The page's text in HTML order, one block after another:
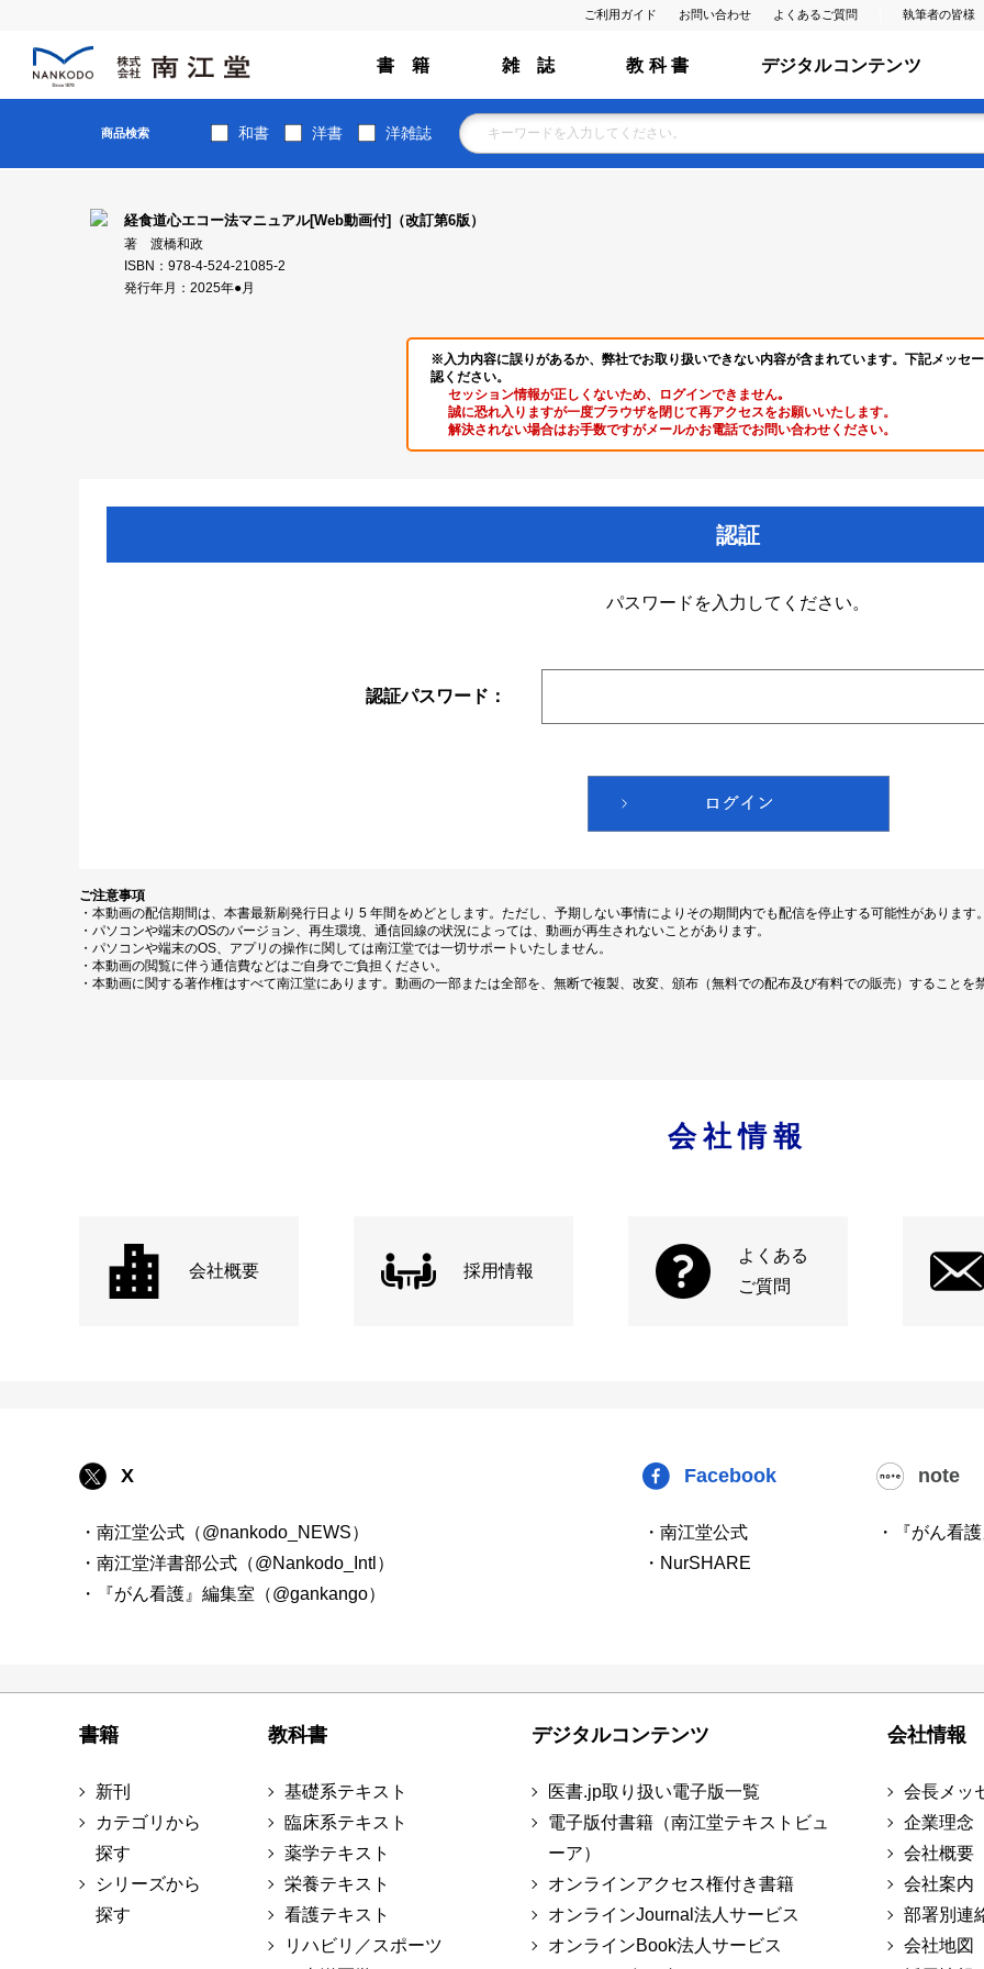
ご利用ガイド お問い合わせ よくあるご質問 執筆者の皆様
書 籍 雑 誌 教 科 書 デジタルコンテンツ
商品検索 和書 洋書 洋雑誌
経食道心エコー法マニュアル[Web動画付]（改訂第6版）
著 渡橋和政
ISBN：978-4-524-21085-2
発行年月：2025年●月
※入力内容に誤りがあるか、弊社でお取り扱いできない内容が含まれています。下記メッセ
認ください。
セッション情報が正しくないため、ログインできません｡
誠に恐れ入りますが一度ブラウザを閉じて再アクセスをお願いいたします。
解決されない場合はお手数ですがメールかお電話でお問い合わせください。
認証
パスワードを入力してください。
認証パスワード：
ご注意事項
・本動画の配信期間は、本書最新刷発行日より 5 年間をめどとします。ただし、予期しない事情によりその期間内でも配信を停止する可能性があります。
・パソコンや端末のOSのバージョン、再生環境、通信回線の状況によっては、動画が再生されないことがあります。
・パソコンや端末のOS、アプリの操作に関しては南江堂では一切サポートいたしません。
・本動画の閲覧に伴う通信費などはご自身でご負担ください。
・本動画に関する著作権はすべて南江堂にあります。動画の一部または全部を、無断で複製、改変、頒布（無料での配布及び有料での販売）することを
会社情報
会社概要 採用情報
よくある
ご質問
X
・南江堂公式（@nankodo_NEWS）
・南江堂洋書部公式（@Nankodo_Intl）
・『がん看護』編集室（@gankango）
Facebook
・南江堂公式
・NurSHARE
note
・『がん看
書籍
新刊
カテゴリから
探す
シリーズから
探す
教科書
基礎系テキスト
臨床系テキスト
薬学テキスト
栄養テキスト
看護テキスト
リハビリ／スポーツ
デジタルコンテンツ
医書.jp取り扱い電子版一覧
電子版付書籍（南江堂テキストビュ
ーア）
オンラインアクセス権付き書籍
オンラインJournal法人サービス
オンラインBook法人サービス
会社情報
会長メッ
企業理念
会社概要
会社案内
部署別連
会社地図